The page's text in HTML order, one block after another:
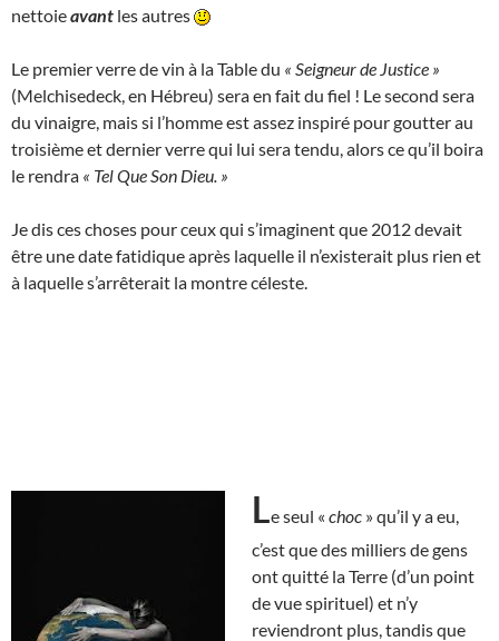
nettoieavant les autres
Le premier verre de vin à la Table du « Seigneur de Justice »
(Melchisedeck, en Hébreu) sera en fait du fiel ! Le second sera
du vinaigre, mais si l’homme est assez inspiré pour goutter au
troisième et dernier verre qui lui sera tendu, alors ce qu’il boira
le rendra « Tel Que Son Dieu. »
Je dis ces choses pour ceux qui s’imaginent que 2012 devait
être une date fatidique après laquelle il n’existerait plus rien et
à laquelle s’arrêterait la montre céleste.
Le seul « choc » qu’il y a eu,
c’est que des milliers de gens
ont quitté la Terre (d’un point
de vue spirituel) et n’y
reviendront plus, tandis que